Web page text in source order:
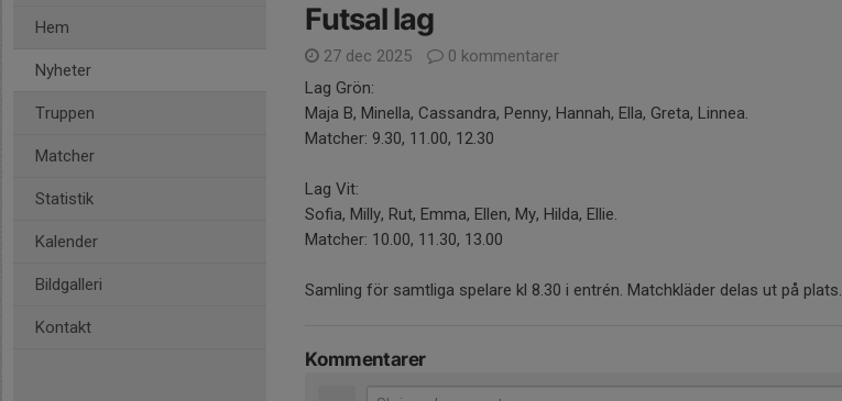
Hem
Nyheter
Truppen
Matcher
Statistik
Kalender
Bildgalleri
Kontakt
Futsal lag
27 dec 2025
0 kommentarer
Lag Grön:
Maja B, Minella, Cassandra, Penny, Hannah, Ella, Greta, Linnea.
Matcher: 9.30, 11.00, 12.30
Lag Vit:
Sofia, Milly, Rut, Emma, Ellen, My, Hilda, Ellie.
Matcher: 10.00, 11.30, 13.00
Samling för samtliga spelare kl 8.30 i entrén. Matchkläder delas ut på plats.
Kommentarer